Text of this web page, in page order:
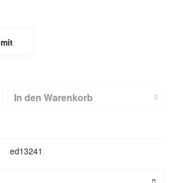
mit
In den Warenkorb
ed13241